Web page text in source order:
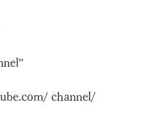
channel/